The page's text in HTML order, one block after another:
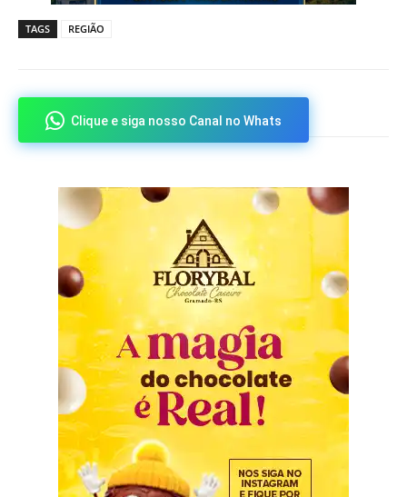
TAGS REGIÃO
Clique e siga nosso Canal no Whats